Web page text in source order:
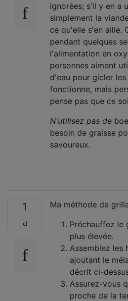
ignorées; s'il y en a
simplement la
ce qu'elle s'en aille.
pendant quelques
l'alimentation en
personnes aiment
d'eau pour gicler les
fonctionne, mais
pense pas que ce
N'utilisez pas de
besoin de graisse
savoureux.
1
Ma méthode de
Préchauffez le
plus élevée.
Assemblez les
ajoutant le
décrit ci-
Assurez-vous
proche de la